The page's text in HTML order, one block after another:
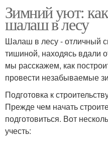
Зимний уют:
шалаш в лесу
Шалаш в лесу - отличный
тишиной, находясь вдали
мы расскажем, как
провести незабываемые
Подготовка к
Прежде чем начать
подготовиться. Вот
учесть: